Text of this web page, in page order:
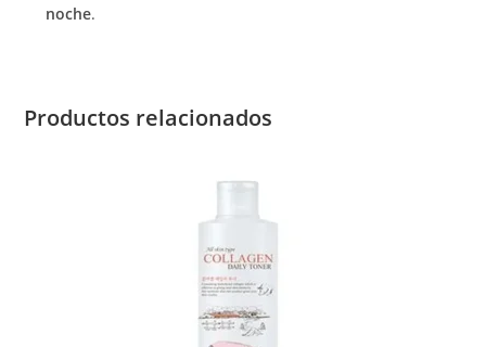
noche.
Productos relacionados